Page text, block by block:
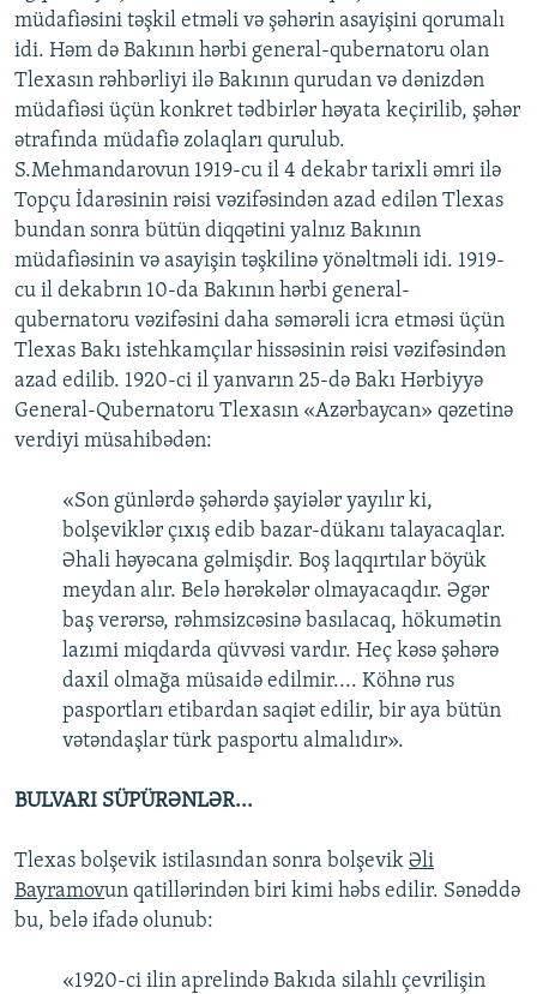
müdafiəsini təşkil etməli və şəhərin asayişini qorumalı
idi. Həm də Bakının hərbi general-qubernatoru olan
Tlexasın rəhbərliyi ilə Bakının qurudan və dənizdən
müdafiəsi üçün konkret tədbirlər həyata keçirilib, şəhər
ətrafında müdafiə zolaqları qurulub.
S.Mehmandarovun 1919-cu il 4 dekabr tarixli əmri ilə
Topçu İdarəsinin rəisi vəzifəsindən azad edilən Tlexas
bundan sonra bütün diqqətini yalnız Bakının
müdafiəsinin və asayişin təşkilinə yönəltməli idi. 1919-
cu il dekabrın 10-da Bakının hərbi general-
qubernatoru vəzifəsini daha səmərəli icra etməsi üçün
Tlexas Bakı istehkamçılar hissəsinin rəisi vəzifəsindən
azad edilib. 1920-ci il yanvarın 25-də Bakı Hərbiyyə
General-Qubernatoru Tlexasın «Azərbaycan» qəzetinə
verdiyi müsahibədən:
«Son günlərdə şəhərdə şayiələr yayılır ki,
bolşeviklər çıxış edib bazar-dükanı talayacaqlar.
Əhali həyəcana gəlmişdir. Boş laqqırtılar böyük
meydan alır. Belə hərəkələr olmayacaqdır. Əgər
baş verərsə, rəhmsizcəsinə basılacaq, hökumətin
lazımi miqdarda qüvvəsi vardır. Heç kəsə şəhərə
daxil olmağa müsaidə edilmir.... Köhnə rus
pasportları etibardan saqiət edilir, bir aya bütün
vətəndaşlar türk pasportu almalıdır».
BULVARI SÜPÜRƏNLƏR...
Tlexas bolşevik istilasından sonra bolşevik Əli
Bayramovun qatillərindən biri kimi həbs edilir. Sənəddə
bu, belə ifadə olunub:
«1920-ci ilin aprelində Bakıda silahlı çevrilişin